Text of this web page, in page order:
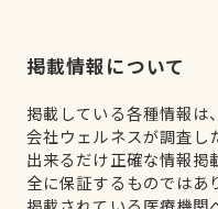
掲載情報について
掲載している各種情報は
会社ウェルネスが調査し
出来るだけ正確な情報掲
全に保証するものではあ